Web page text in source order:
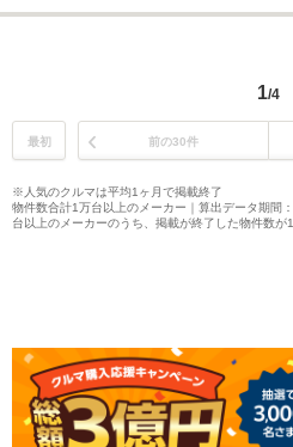
1/4
最初 前の30件
※人気のクルマは平均1ヶ月で掲載終了
物件数合計1万台以上のメーカー｜算出データ期間
台以上のメーカーのうち、掲載が終了した物件数が